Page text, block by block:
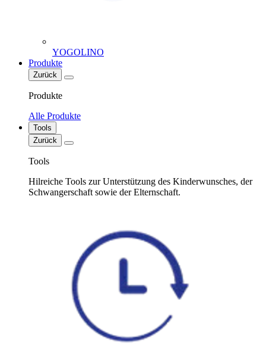
YOGOLINO
Produkte
Zurück
Produkte
Alle Produkte
Tools
Zurück
Tools
Hilreiche Tools zur Unterstützung des Kinderwunsches, der
Schwangerschaft sowie der Elternschaft.